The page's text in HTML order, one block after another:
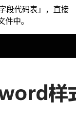
段代码表」，直接
件中。